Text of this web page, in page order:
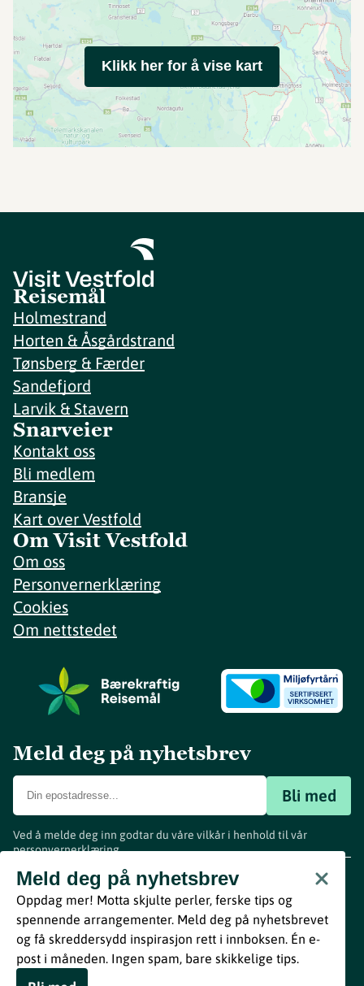
Klikk her for å vise kart
Reisemål
Holmestrand
Horten & Åsgårdstrand
Tønsberg & Færder
Sandefjord
Larvik & Stavern
Snarveier
Kontakt oss
Bli medlem
Bransje
Kart over Vestfold
Om Visit Vestfold
Om oss
Personvernerklæring
Cookies
Om nettstedet
Meld deg på nyhetsbrev
Bli med
Ved å melde deg inn godtar du våre vilkår i henhold til vår
personvernerklæring.
Meld deg på nyhetsbrev
Oppdag mer! Motta skjulte perler, ferske tips og
spennende arrangementer. Meld deg på nyhetsbrevet
og få skreddersydd inspirasjon rett i innboksen. Én e-
post i måneden. Ingen spam, bare skikkelige tips.
www.visitvestfold.com
Turistinformasjon
Vestfold Fylkeskommune
ByBreakfast